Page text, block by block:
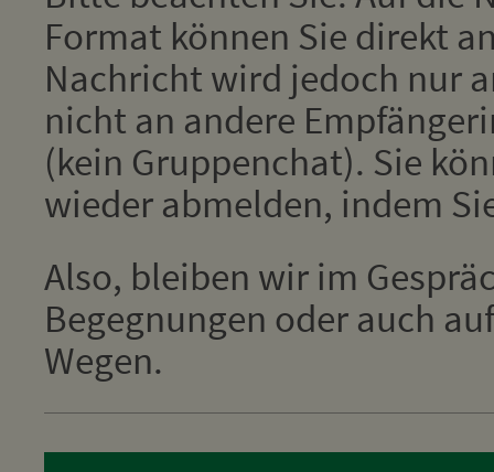
Format können Sie direkt
Nachricht wird jedoch nur
nicht an andere
(kein Gruppenchat). Sie
wieder abmelden, indem
Also, bleiben wir im
Begegnungen oder auch
Wegen.